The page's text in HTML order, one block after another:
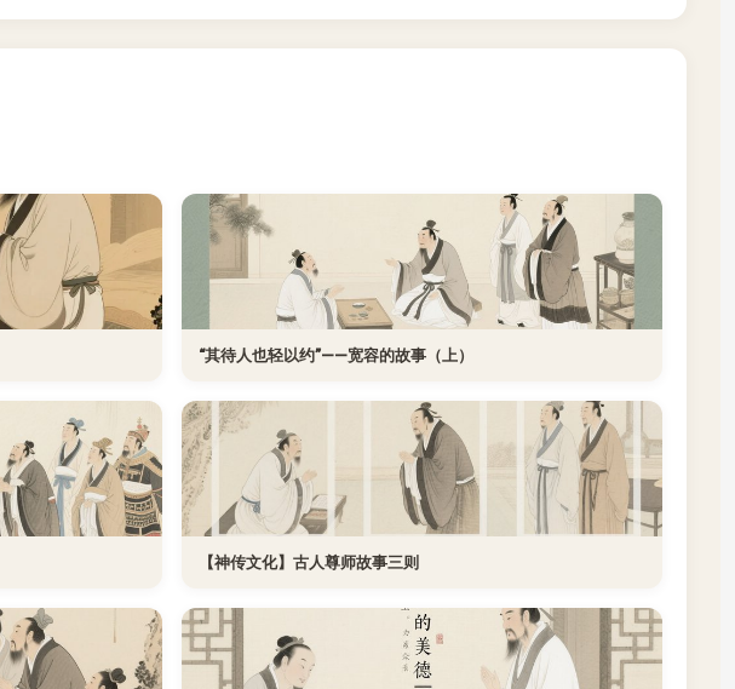
“其待人也轻以约”——宽容的故事（上）
【神传文化】古人尊师故事三则